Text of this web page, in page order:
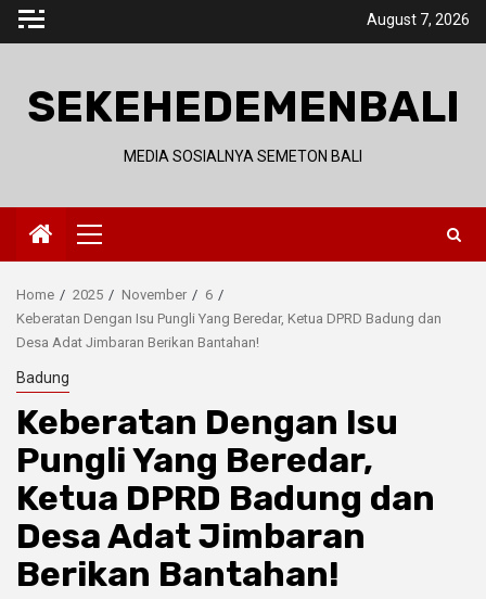
Skip
August 7, 2026
SEKEHEDEMENBALI
MEDIA SOSIALNYA SEMETON BALI
Primary
Menu
Home 2025 November
6
Keberatan Dengan Isu Pungli Yang Beredar, Ketua DPRD Badung dan
Desa Adat Jimbaran Berikan Bantahan!
Badung
Keberatan Dengan Isu
Pungli Yang Beredar,
Ketua DPRD Badung dan
Desa Adat Jimbaran
Berikan Bantahan!